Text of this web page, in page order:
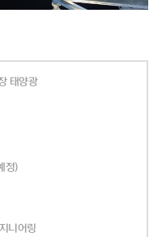
태양광
정)
니어링